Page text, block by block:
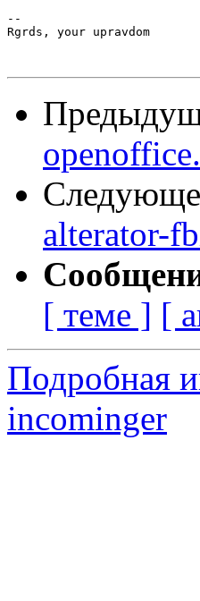
--
Rgrds, your upravdom
alterator-
[ теме ] [
Подробная
incominger